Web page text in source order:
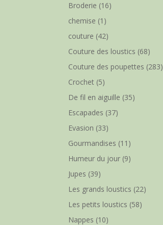
Broderie (16)
chemise (1)
couture (42)
Couture des loustics (68)
Couture des poupettes (283)
Crochet (5)
De fil en aiguille (35)
Escapades (37)
Evasion (33)
Gourmandises (11)
Humeur du jour (9)
Jupes (39)
Les grands loustics (22)
Les petits loustics (58)
Nappes (10)